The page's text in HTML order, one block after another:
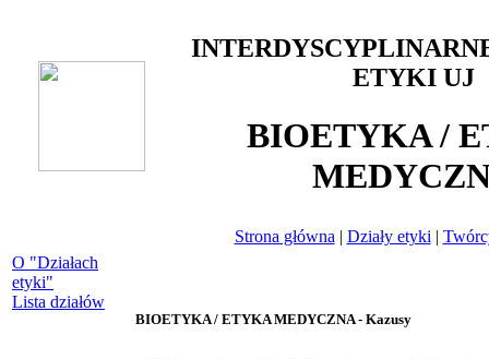
ETYKI UJ
BIOETYKA /
Strona główna | Działy etyki |
O "Działach
etyki"
Lista działów
BIOETYKA / ETYKA MEDYCZNA - Kazusy